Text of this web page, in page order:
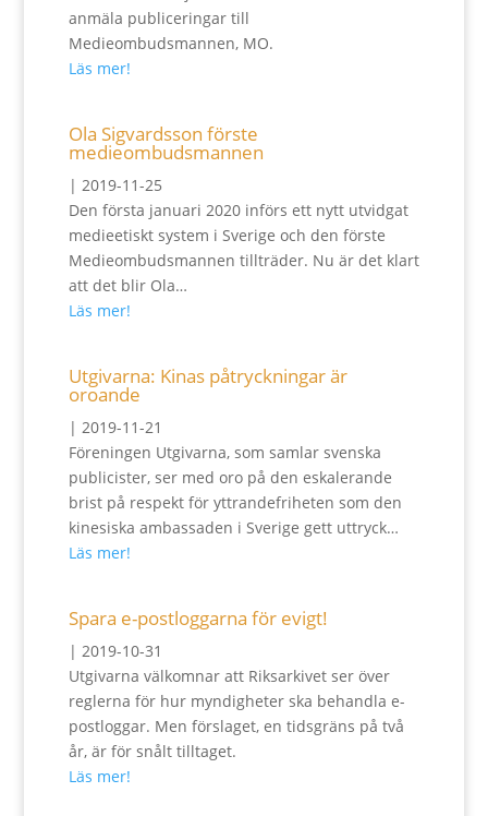
anmäla publiceringar till
Medieombudsmannen, MO.
Läs mer!
Ola Sigvardsson förste
medieombudsmannen
| 2019-11-25
Den första januari 2020 införs ett nytt utvidgat
medieetiskt system i Sverige och den förste
Medieombudsmannen tillträder. Nu är det klart
att det blir Ola…
Läs mer!
Utgivarna: Kinas påtryckningar är
oroande
| 2019-11-21
Föreningen Utgivarna, som samlar svenska
publicister, ser med oro på den eskalerande
brist på respekt för yttrandefriheten som den
kinesiska ambassaden i Sverige gett uttryck…
Läs mer!
Spara e-postloggarna för evigt!
| 2019-10-31
Utgivarna välkomnar att Riksarkivet ser över
reglerna för hur myndigheter ska behandla e-
postloggar. Men förslaget, en tidsgräns på två
år, är för snålt tilltaget.
Läs mer!